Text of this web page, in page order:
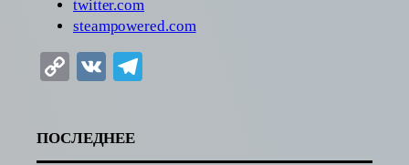
twitter.com
steampowered.com
Copy
VK
ПОСЛЕДНЕЕ